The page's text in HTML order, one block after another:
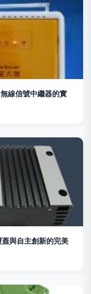
線信號中繼器的實
與自主創新的完美